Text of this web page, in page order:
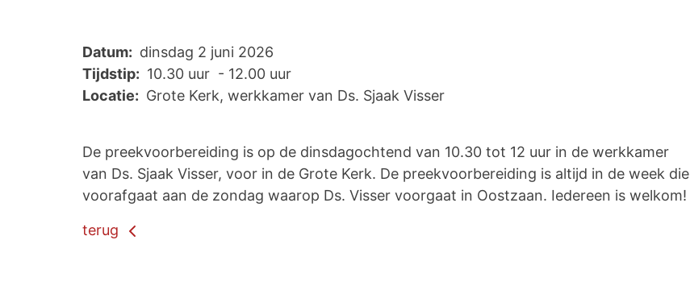
Datum: dinsdag 2 juni 2026
Tijdstip: 10.30 uur - 12.00 uur
Locatie: Grote Kerk, werkkamer van Ds. Sjaak Visser
De preekvoorbereiding is op de dinsdagochtend van 10.30 tot 12 uur in de werkkamer
van Ds. Sjaak Visser, voor in de Grote Kerk. De preekvoorbereiding is altijd in de week die
voorafgaat aan de zondag waarop Ds. Visser voorgaat in Oostzaan. Iedereen is welkom!
terug